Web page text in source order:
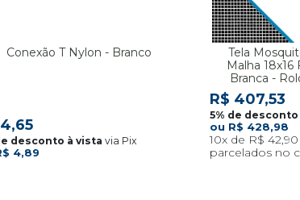
Conexão T Nylon - Branco
4,89
via Pix
Tela
Malha 18x16
Branca -
R$ 428,98
10x R$ 42,90
R$ 407,53